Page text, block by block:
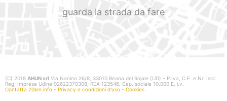
guarda la strada da fare
(C) 2018 AHUN srl Via Nanino 26/8, 33010 Reana del Rojale (UD) - P.Iva, C.F. e Nr. Iscr.
Reg. Imprese Udine 02622370308, REA 123546, Cap. sociale 10.000 E. i.v.
Contatta 20km.info - Privacy e condizioni d'uso - Cookies